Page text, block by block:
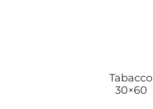
Tabacco
30×60